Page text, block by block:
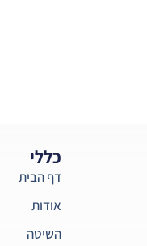
כללי
דף הבית
אודות
השיטה